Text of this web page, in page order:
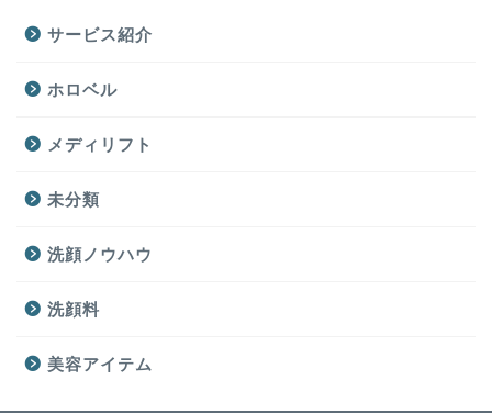
サービス紹介
ホロベル
メディリフト
未分類
洗顔ノウハウ
洗顔料
美容アイテム